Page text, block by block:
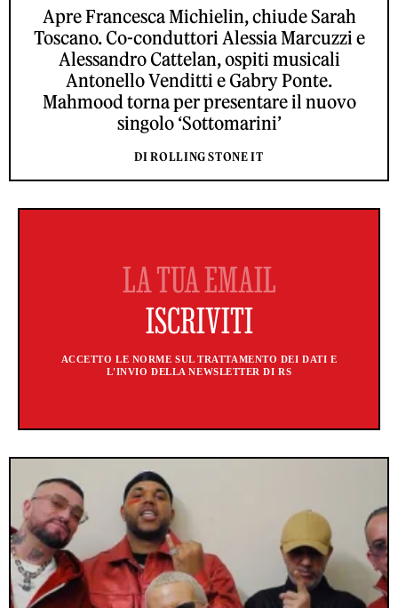
Apre Francesca Michielin, chiude Sarah
Toscano. Co-conduttori Alessia Marcuzzi e
Alessandro Cattelan, ospiti musicali
Antonello Venditti e Gabry Ponte.
Mahmood torna per presentare il nuovo
singolo ‘Sottomarini’
DI ROLLING STONE IT
ACCETTO LE NORME SUL TRATTAMENTO DEI DATI E
L'INVIO DELLA NEWSLETTER DI RS